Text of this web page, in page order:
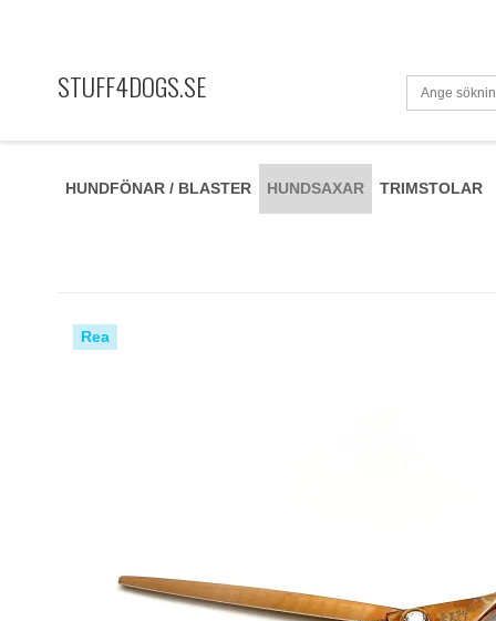
STUFF4DOGS.SE
HUNDFÖNAR / BLASTER HUNDSAXAR TRIMSTOLAR
Rea